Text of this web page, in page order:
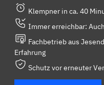
Klempner in ca. 40
Immer erreichbar:
Fachbetrieb aus
Erfahrung
Schutz vor erneuter